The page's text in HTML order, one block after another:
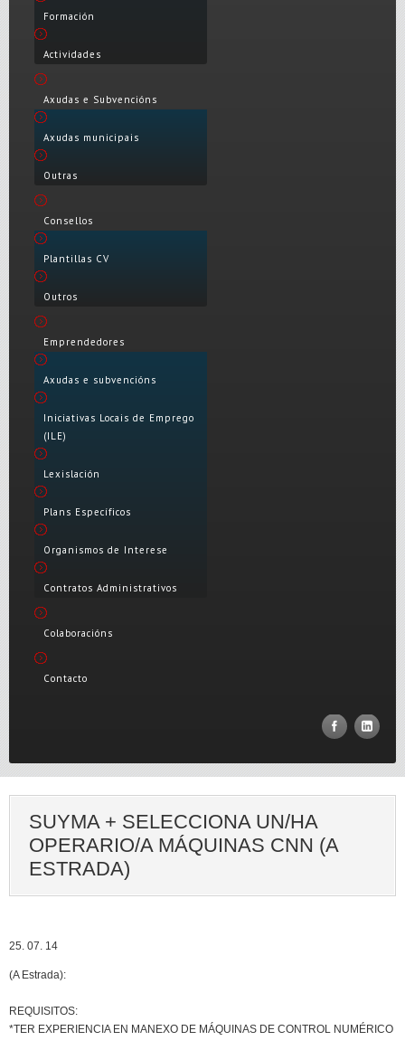
Formación
Actividades
Axudas e Subvencións
Axudas municipais
Outras
Consellos
Plantillas CV
Outros
Emprendedores
Axudas e subvencións
Iniciativas Locais de Emprego
(ILE)
Lexislación
Plans Específicos
Organismos de Interese
Contratos Administrativos
Colaboracións
Contacto
SUYMA + SELECCIONA UN/HA
OPERARIO/A MÁQUINAS CNN (A
ESTRADA)
25. 07. 14
(A Estrada):
REQUISITOS:
*TER EXPERIENCIA EN MANEXO DE MÁQUINAS DE CONTROL NUMÉRICO